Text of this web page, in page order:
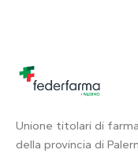
Unione titolari di
della provincia di